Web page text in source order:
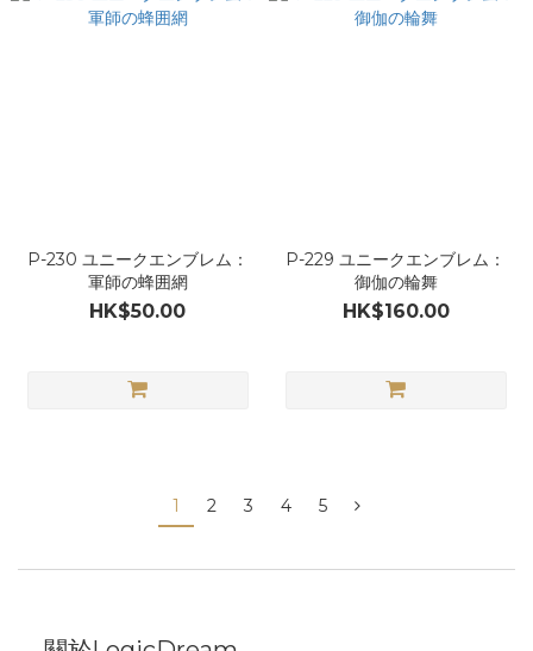
P-230 ユニークエンブレム：
軍師の蜂囲網
HK$50.00
P-229 ユニークエンブレム：
御伽の輪舞
HK$160.00
1 2 3 4 5